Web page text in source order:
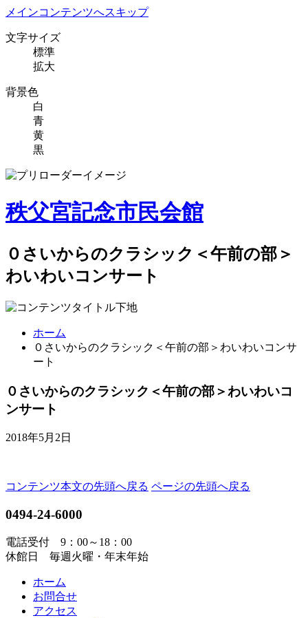
メインコンテンツへスキップ
文字サイズ
標準
拡大
背景色
白
青
黄
黒
秩父宮記念市民会館
０さいからのクラシック＜午前の部＞
わいわいコンサート
ホーム
０さいからのクラシック＜午前の部＞わいわいコンサ
ート
０さいからのクラシック＜午前の部＞わいわいコ
ンサート
2018年5月2日
コンテンツ本文の先頭へ戻る ページの先頭へ戻る
0494-24-6000
電話受付 9：00～18：00
休館日 毎週火曜・年末年始
ホーム
お問合せ
アクセス